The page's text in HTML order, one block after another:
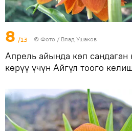
8 /13 © Фото / Влад Ушаков
Апрель айында көп сандаган
көрүү үчүн Айгүл тоого